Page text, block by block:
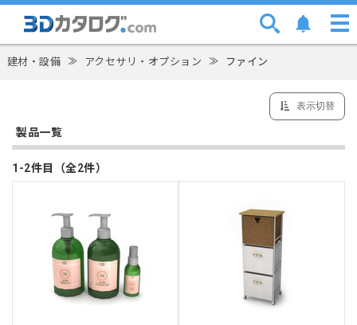
建材・設備 ≫ アクセサリ・オプション ≫ ファイン
表示切替
製品一覧
1-2件目（全2件）